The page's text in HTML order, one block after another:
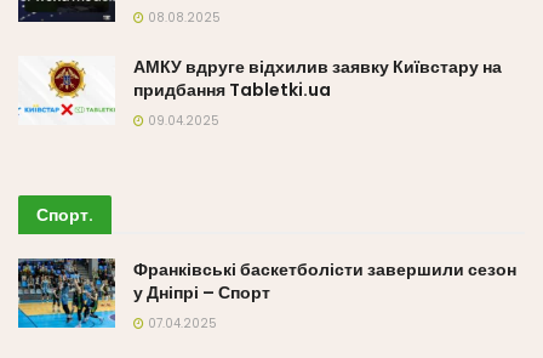
08.08.2025
АМКУ вдруге відхилив заявку Київстару на
придбання Tabletki.ua
09.04.2025
Спорт.
Франківські баскетболісти завершили сезон
у Дніпрі – Спорт
07.04.2025